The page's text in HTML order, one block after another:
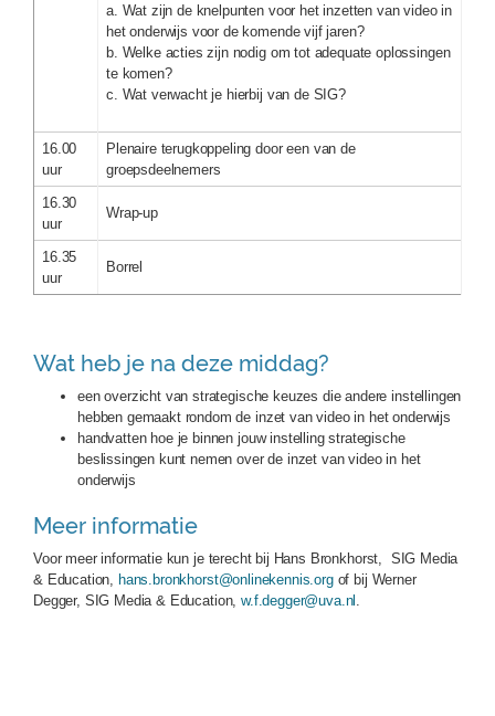
a. Wat zijn de knelpunten voor het inzetten van video in
het onderwijs voor de komende vijf jaren?
b. Welke acties zijn nodig om tot adequate oplossingen
te komen?
c. Wat verwacht je hierbij van de SIG?
16.00
uur
Plenaire terugkoppeling door een van de
groepsdeelnemers
16.30
uur
Wrap-up
16.35
uur
Borrel
Wat heb je na deze middag?
een overzicht van strategische keuzes die andere instellingen
hebben gemaakt rondom de inzet van video in het onderwijs
handvatten hoe je binnen jouw instelling strategische
beslissingen kunt nemen over de inzet van video in het
onderwijs
Meer informatie
Voor meer informatie kun je terecht bij Hans Bronkhorst, SIG Media
& Education, hans.bronkhorst@onlinekennis.orgof bij Werner
Degger, SIG Media & Education,w.f.degger@uva.nl .